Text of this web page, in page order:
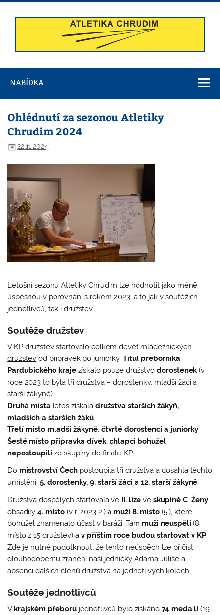
Skip
content
Chrudim
NABÍDKA
Ohlédnutí za sezonou Atletiky
Chrudim 2024
22.11.2024
Letošní sezonu Atletiky Chrudim lze hodnotit jako méně
úspěšnou v porovnání s rokem 2023, a to jak v soutěžích
jednotlivců, tak i družstev.
Soutěže družstev
V KP družstev startovalo celkemdevět mládežnických
družstev od přípravek po juniorky.Titul přeborníka
Pardubického kraje získalo pouze družstvo dorostenek(v
roce 2023 to byla tři družstva – dorostenky, mladší žáci a
starší žákyně).
Druhá místa letos získaladružstva starších žákyň,
mladších a starších žáků.
Třetí místo mladší žákyně,čtvrté dorostenci a juniorky.
Šesté místo přípravka dívek,chlapci bohužel
nepostoupili ze skupiny do finále KP.
Do mistrovství Čech postoupila tři družstva a dosáhla těchto
umístění:5. dorostenky, 9. starší žáci a 12. starší žákyně.
Družstva dospělých startovala ve II. lize veskupině C.Ženy
obsadily 4. místo (v r. 2023 2.) a muži 8. místo (5.), které
bohužel znamenalo účast v baráži. Tam muži neuspěli (8.
místo z 15 družstev) av příštím roce budou startovat v KP.
Zde je nutné podotknout, že tento neúspěch lze přičíst
dlouhodobému zranění naší jedničky Adama Juliše a
absenci dalších členů družstva na jednotlivých kolech.
Soutěže jednotlivců
V krajském přeboru jednotlivců bylo získáno74 medailí (19